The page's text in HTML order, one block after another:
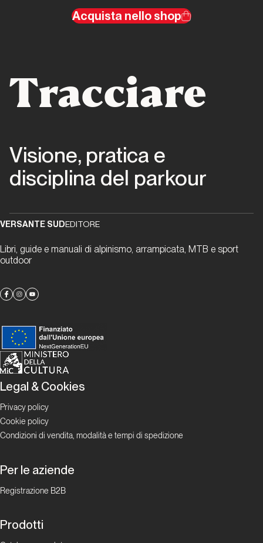
messaggio
Ritratti e
immagini
Le
“autrici”
Capitolo008
Tracce
biografiche:
un
racconto a
più voci
Tracciare
Visione, pratica e
disciplina del parkour
Acquista nello shop
VERSANTE SUDEDITORE
Libri, guide e manuali di alpinismo, arrampicata, MTB e sport
outdoor
Legal & Cookies
Privacy policy
Cookie policy
Condizioni di vendita, modalità e tempi di spedizione
Per le aziende
Registrazione B2B
Prodotti